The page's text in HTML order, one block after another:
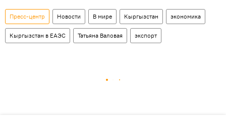
Пресс-центр Новости В мире Кыргызстан экономика
Кыргызстан в ЕАЭС Татьяна Валовая экспорт